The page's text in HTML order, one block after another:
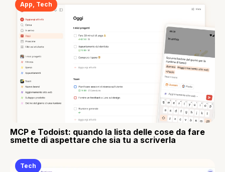
App, Tech
MCP e Todoist: quando la lista delle cose da fare
smette di aspettare che sia tu a scriverla
Tech